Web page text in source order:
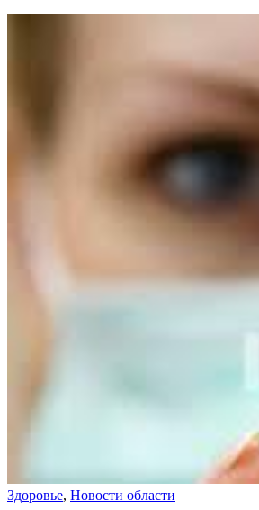
Здоровье, Новости области